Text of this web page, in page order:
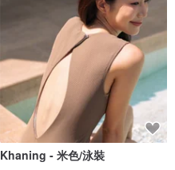
Khaning - 米色/泳裝